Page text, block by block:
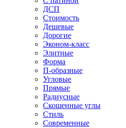
ДСП
Стоимость
Дешевые
Дорогие
Эконом-класс
Элитные
Форма
П-образные
Угловые
Прямые
Радиусные
Скошенные углы
Стиль
Современные